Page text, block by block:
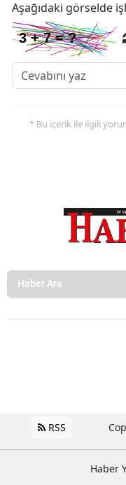
Aşağıdaki görselde
* Bu içerik ile ilgili
RSS
Haber